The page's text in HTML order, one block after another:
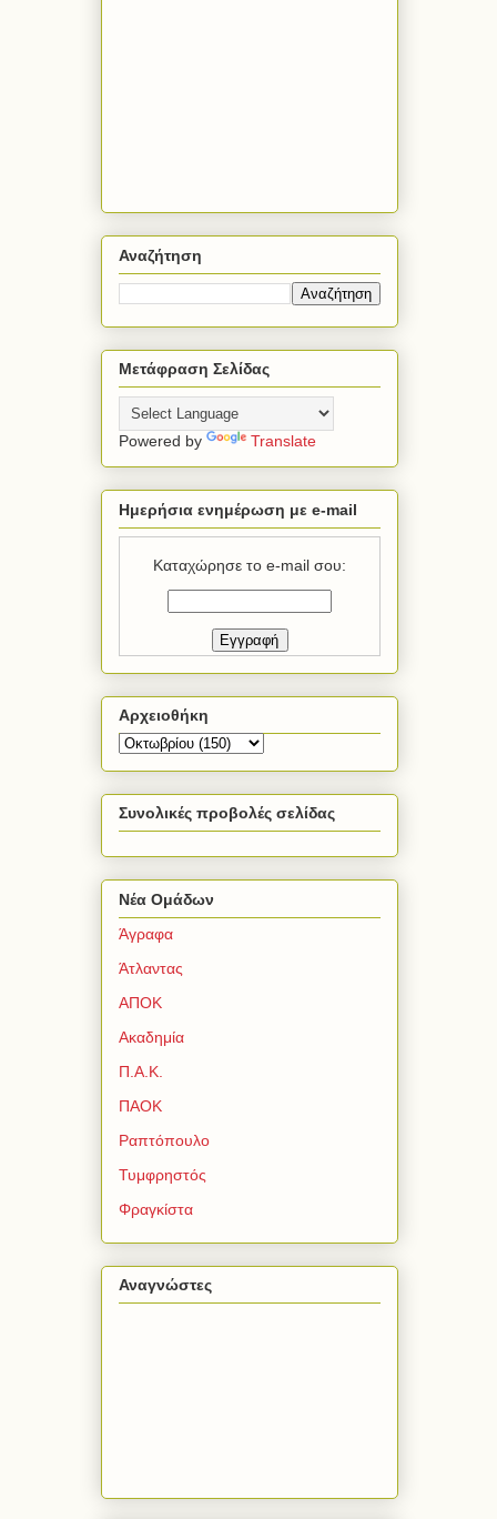
Αναζήτηση
Μετάφραση Σελίδας
Powered by Translate
Ημερήσια ενημέρωση με e-mail
Καταχώρησε το e-mail σου:
Αρχειοθήκη
Συνολικές προβολές σελίδας
Νέα Ομάδων
Άγραφα
Άτλαντας
ΑΠΟΚ
Ακαδημία
Π.Α.Κ.
ΠΑΟΚ
Ραπτόπουλο
Τυμφρηστός
Φραγκίστα
Αναγνώστες